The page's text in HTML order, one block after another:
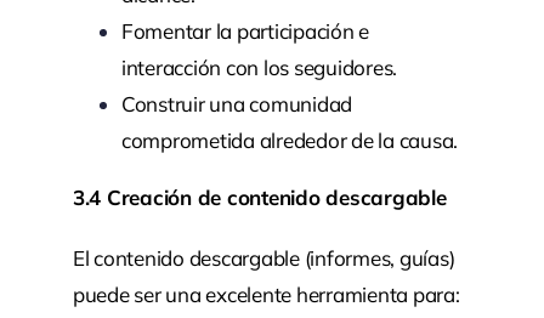
Fomentar la participación e
interacción con los seguidores.
Construir una comunidad
comprometida alrededor de la causa.
3.4 Creación de contenido descargable
El contenido descargable (informes, guías)
puede ser una excelente herramienta para: